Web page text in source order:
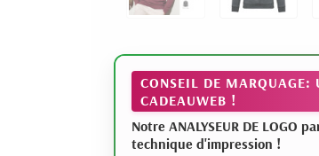
CONSEIL DE MARQUAGE:
CADEAUWEB !
Notre ANALYSEUR DE LOGO
technique d'impression !